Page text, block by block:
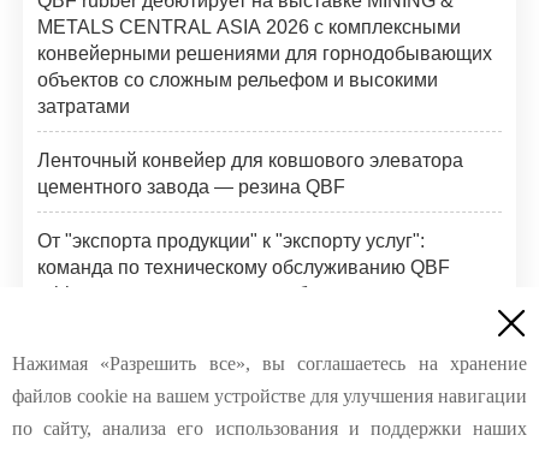
METALS CENTRAL ASIA 2026 с комплексными
конвейерными решениями для горнодобывающих
объектов со сложным рельефом и высокими
затратами
Ленточный конвейер для ковшового элеватора
цементного завода — резина QBF
От "экспорта продукции" к "экспорту услуг":
команда по техническому обслуживанию QBF
rubber завершает инспекции боковых стенок
Компания QBF Rubber проводит практическое
обучение по соединению высокопрочной стальной
кордной ленты

Нажимая «Разрешить все», вы соглашаетесь на хранение
файлов cookie на вашем устройстве для улучшения навигации
по сайту, анализа его использования и поддержки наших